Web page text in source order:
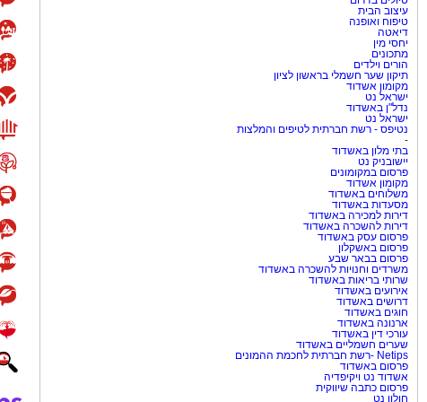
עיצוב הבית
טיפוח ואופנה
דיאטה
יחסי מין
מתכונים
הורים וילדים
תיקון שער חשמלי בראשון לציון
מקומון אשדוד
ישראל נט
נדל"ן באשדוד
ישראל נט
נטיפס - רשת חברתית לטיפים והמלצות
-
בתי מלון באשדוד
יישובניק נט
פרסום במקומונים
מקומון אשדוד
משלוחים באשדוד
מסעדות באשדוד
דירות למכירה באשדוד
דירות להשכרה באשדוד
פרסום עסק באשדוד
פרסום באשקלון
פרסום בבאר שבע
משרדים וחנויות להשכרה באשדוד
שרותי בריאות באשדוד
אירועים באשדוד
דרושים באשדוד
חוגים באשדוד
ארנונה באשדוד
עורכי דין באשדוד
שערים חשמליים באשדוד
Netips -רשת חברתית לחכמת ההמונים
פרסום באשדוד
אשדוד נט ויקיפדיה
פרסום כתבה שיווקית
חולון נט